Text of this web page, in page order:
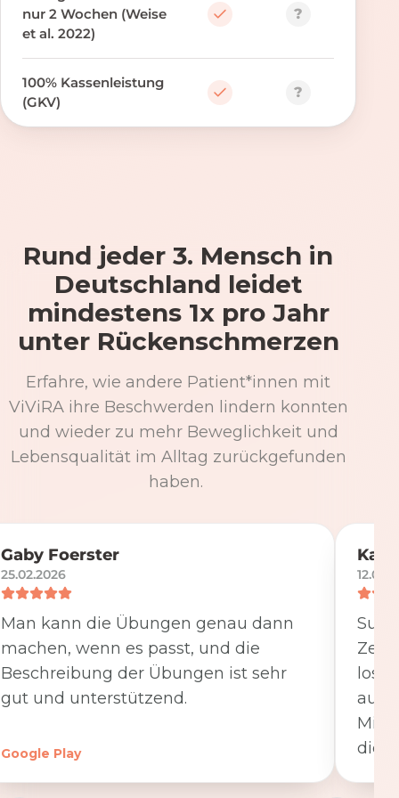
nur 2 Wochen (Weise
et al. 2022)
?
100% Kassenleistung
(GKV)
?
Rund jeder 3. Mensch in
Deutschland leidet
mindestens 1x pro Jahr
unter Rückenschmerzen
Erfahre, wie andere Patient*innen mit
ViViRA ihre Beschwerden lindern konnten
und wieder zu mehr Beweglichkeit und
Lebensqualität im Alltag zurückgefunden
haben.
Gaby Foerster
25.02.2026
Man kann die Übungen genau dann
machen, wenn es passt, und die
Beschreibung der Übungen ist sehr
gut und unterstützend.
Google Play
Zeit
die